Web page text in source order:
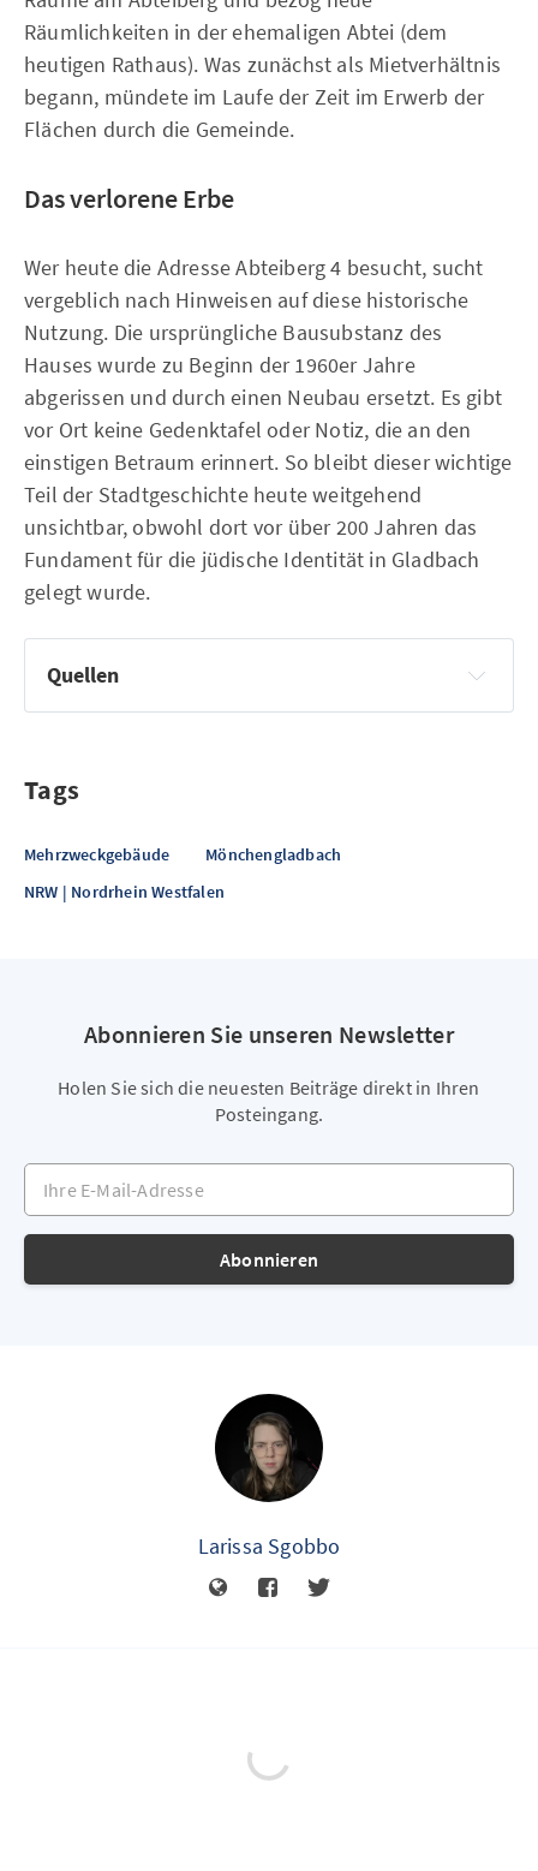
Räumlichkeiten in der ehemaligen Abtei (dem
heutigen Rathaus). Was zunächst als Mietverhältnis
begann, mündete im Laufe der Zeit im Erwerb der
Flächen durch die Gemeinde.
Das verlorene Erbe
Wer heute die Adresse Abteiberg 4 besucht, sucht
vergeblich nach Hinweisen auf diese historische
Nutzung. Die ursprüngliche Bausubstanz des
Hauses wurde zu Beginn der 1960er Jahre
abgerissen und durch einen Neubau ersetzt. Es gibt
vor Ort keine Gedenktafel oder Notiz, die an den
einstigen Betraum erinnert. So bleibt dieser wichtige
Teil der Stadtgeschichte heute weitgehend
unsichtbar, obwohl dort vor über 200 Jahren das
Fundament für die jüdische Identität in Gladbach
gelegt wurde.
Quellen
Jewish-Places.de
Tags
Mehrzweckgebäude
Mönchengladbach
NRW | Nordrhein Westfalen
Abonnieren Sie unseren Newsletter
Holen Sie sich die neuesten Beiträge direkt in Ihren
Posteingang.
Ihre E-Mail-Adresse
Abonnieren
Larissa Sgobbo